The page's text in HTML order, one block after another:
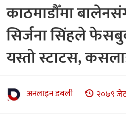
काठमाडौँमा
सिर्जना सिंहले
यस्तो स्टाटस,
अनलाइन डबली २०७९